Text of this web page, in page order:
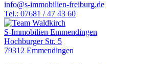
info@s-immobilien-freiburg.de
Tel.: 07681 / 47 43 60
S-Immobilien Emmendingen
Hochburger Str. 5
79312 Emmendingen